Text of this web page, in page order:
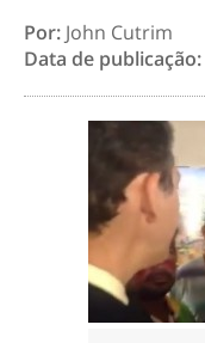
Por: John Cutrim
Data de publicação: